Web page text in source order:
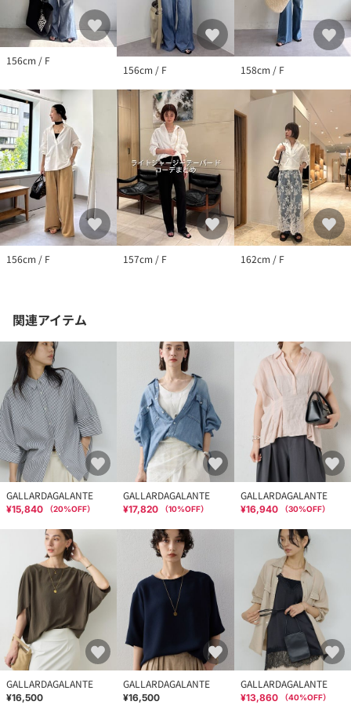
156cm / F
156cm / F 158cm / F
156cm / F 157cm / F 162cm / F
関連アイテム
GALLARDAGALANTE
¥15,840 （20%OFF）
GALLARDAGALANTE
¥17,820 （10%OFF）
GALLARDAGALANTE
¥16,940 （30%OFF）
GALLARDAGALANTE
¥16,500
GALLARDAGALANTE
¥16,500
GALLARDAGALANTE
¥13,860 （40%OFF）